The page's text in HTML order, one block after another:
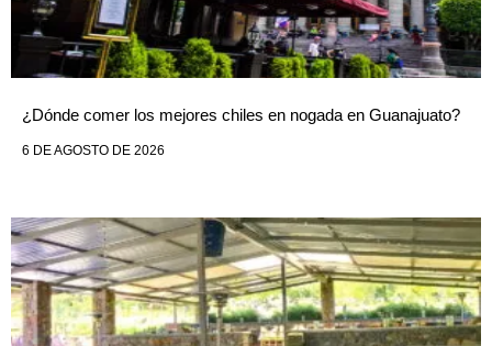
¿Dónde comer los mejores chiles en nogada en Guanajuato?
6 DE AGOSTO DE 2026